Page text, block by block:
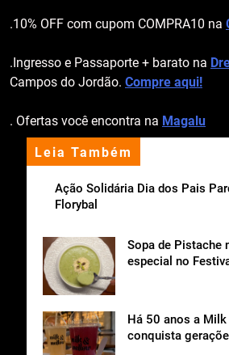
Leia Também
Ação Solidária Dia dos Pais
Florybal
Sopa de Pistache
especial no
Há 50 anos a
conquista
.10% OFF com cupom COMPRA10 na
.Ingresso e Passaporte + barato na
Campos do Jordão. Compre aqui!
. Ofertas você encontra na Magalu
apoio institucional